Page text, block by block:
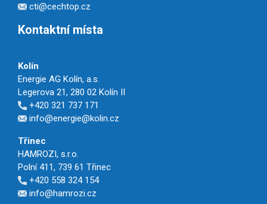
cti@cechtop.cz
Kontaktní místa
Kolín
Energie AG Kolín, a.s.
Legerova 21, 280 02 Kolín II
+420 321 737 171
info@energie@kolin.cz
Třinec
HAMROZI, s.r.o.
Polní 411, 739 61 Třinec
+420 558 324 154
info@hamrozi.cz